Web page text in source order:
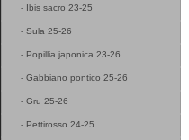
- Ibis sacro 23-25
- Sula 25-26
- Popillia japonica 23-26
- Gabbiano pontico 25-26
- Gru 25-26
- Pettirosso 24-25